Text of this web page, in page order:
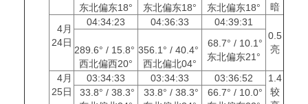
暗
东北偏东18°
东北偏东18°
东北偏东18°
4月
24日
04:34:23 04:36:33
04:39:31
0.5
亮
289.6° / 15.8°
西北偏西20°
356.1° / 40.4°
西北偏北04°
68.7° / 10.1°
东北偏东21°
4月
25日
03:34:33 03:34:33 03:36:52
1.4
较
33.8° / 38.3°
33.8° / 38.3°
66.7° / 10.0°